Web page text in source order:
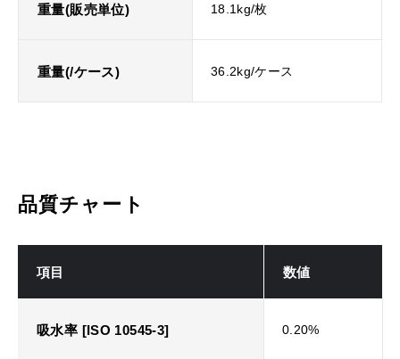
重量(販売単位) 18.1kg/枚
重量(/ケース) 36.2kg/ケース
品質チャート
項目 数値
吸水率 [ISO 10545-3] 0.20%